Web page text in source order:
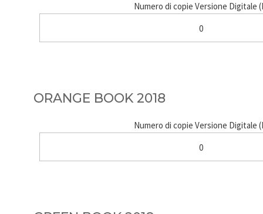
Numero di copie Versione Digitale
0
ORANGE BOOK 2018
Numero di copie Versione Digitale
0